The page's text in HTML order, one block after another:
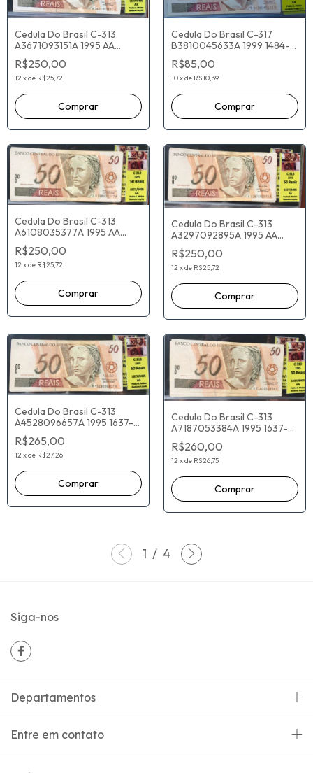
Cedula Do Brasil C-313
A3671093151A 1995 AA
Pedro Malan Gustavo
Loyola
R$250,00
12 xde R$25,72
Cedula Do Brasil C-317
B3810045633A 1999 1484-
9057 BA Pedro Malan
Armínio Fraga
R$85,00
10xde R$10,39
Cedula Do Brasil C-313
A6108035377A 1995 AA
Pedro Malan Gustavo
Loyola
R$250,00
12 xde R$25,72
Cedula Do Brasil C-313
A3297092895A 1995 AA
Pedro Malan Gustavo
Loyola
R$250,00
12 xde R$25,72
Cedula Do Brasil C-313
A4528096657A 1995 1637-
8405 AA Pedro Malan
Gustavo Loyola
R$265,00
12 xde R$27,26
Cedula Do Brasil C-313
A7187053384A 1995 1637-
8405 AA Pedro Malan
Gustavo Loyola
R$260,00
12 xde R$26,75
1 / 4
Siga-nos
Departamentos
Entre em contato